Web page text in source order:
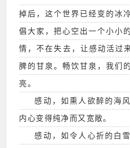
掉后，这个世界已经变的冰
倡大家，把心空出一个小小
情，不在失去，让感动活过
脾的甘泉。畅饮甘泉，我们
亮。
感动，如熏人欲醉的海
内心变得纯净而又宽敞。
感动，如令人心折的白